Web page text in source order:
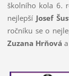
školního kola 6.
nejlepší Josef
ročníku se o
Zuzana Hrňová a